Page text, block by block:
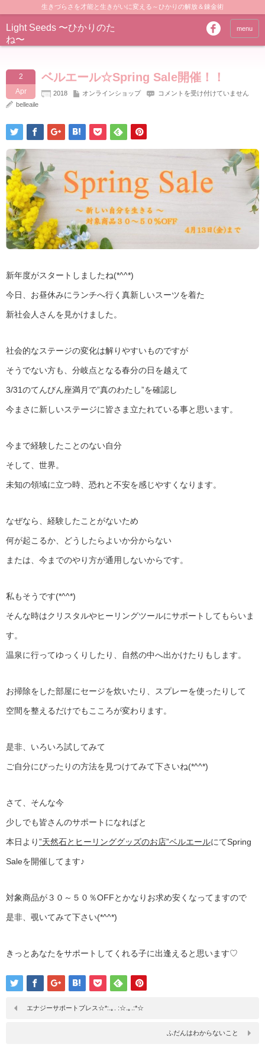
生きづらさを才能と生きがいに変える～ひかりの解放＆錬金術
Light Seeds 〜ひかりのた
ね〜
menu
2
Apr
ベルエール☆Spring Sale開催！！
2018 オンラインショップ
ベ
は
コメントを受け付けていません
belleaile
新年度がスタートしましたね(*^^*)
今日、お昼休みにランチへ行く真新しいスーツを着た
新社会人さんを見かけました。
社会的なステージの変化は解りやすいものですが
そうでない方も、分岐点となる春分の日を越えて
3/31のてんびん座満月で”真のわたし”を確認し
今まさに新しいステージに皆さま立たれている事と思います。
今まで経験したことのない自分
そして、世界。
未知の領域に立つ時、恐れと不安を感じやすくなります。
なぜなら、経験したことがないため
何が起こるか、どうしたらよいか分からない
または、今までのやり方が通用しないからです。
私もそうです(*^^*)
そんな時はクリスタルやヒーリングツールにサポートしてもらいま
す。
温泉に行ってゆっくりしたり、自然の中へ出かけたりもします。
お掃除をした部屋にセージを炊いたり、スプレーを使ったりして
空間を整えるだけでもこころが変わります。
是非、いろいろ試してみて
ご自分にぴったりの方法を見つけてみて下さいね(*^^*)
さて、そんな今
少しでも皆さんのサポートになればと
本日より”天然石とヒーリンググッズのお店”ベルエールにてSpring
Saleを開催してます♪
対象商品が３０～５０％OFFとかなりお求め安くなってますので
是非、覗いてみて下さい(*^^*)
きっとあなたをサポートしてくれる子に出逢えると思います♡
エナジーサポートブレス☆*:.｡. :☆.｡.:*☆
ふだんはわからないこと